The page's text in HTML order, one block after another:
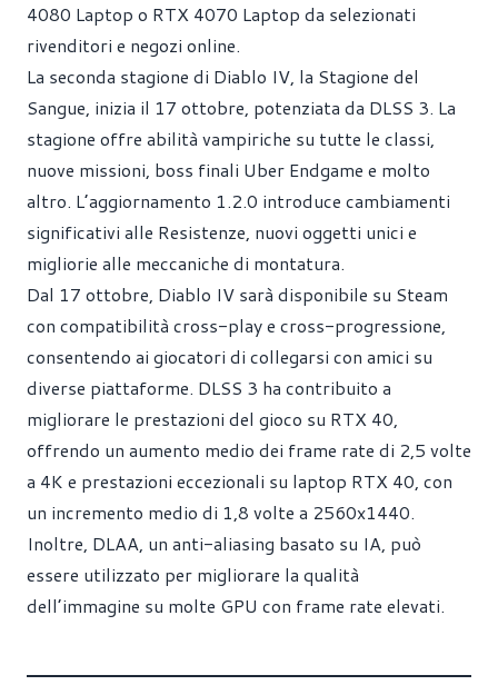
4080 Laptop o RTX 4070 Laptop da selezionati
rivenditori e negozi online.
La seconda stagione di Diablo IV, la Stagione del
Sangue, inizia il 17 ottobre, potenziata da DLSS 3. La
stagione offre abilità vampiriche su tutte le classi,
nuove missioni, boss finali Uber Endgame e molto
altro. L’aggiornamento 1.2.0 introduce cambiamenti
significativi alle Resistenze, nuovi oggetti unici e
migliorie alle meccaniche di montatura.
Dal 17 ottobre, Diablo IV sarà disponibile su Steam
con compatibilità cross-play e cross-progressione,
consentendo ai giocatori di collegarsi con amici su
diverse piattaforme. DLSS 3 ha contribuito a
migliorare le prestazioni del gioco su RTX 40,
offrendo un aumento medio dei frame rate di 2,5 volte
a 4K e prestazioni eccezionali su laptop RTX 40, con
un incremento medio di 1,8 volte a 2560x1440.
Inoltre, DLAA, un anti-aliasing basato su IA, può
essere utilizzato per migliorare la qualità
dell’immagine su molte GPU con frame rate elevati.